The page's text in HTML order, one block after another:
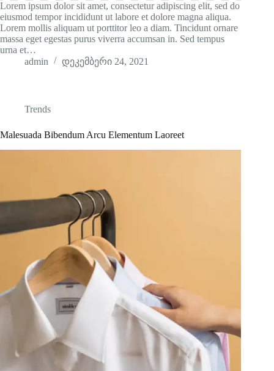
Lorem ipsum dolor sit amet, consectetur adipiscing elit, sed do
eiusmod tempor incididunt ut labore et dolore magna aliqua.
Lorem mollis aliquam ut porttitor leo a diam. Tincidunt ornare
massa eget egestas purus viverra accumsan in. Sed tempus
urna et…
admin
დეკემბერი 24, 2021
Trends
Malesuada Bibendum Arcu Elementum Laoreet